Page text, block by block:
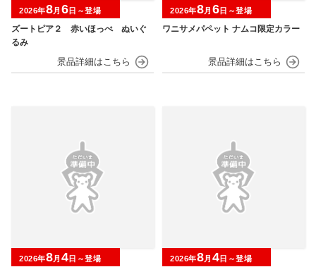
ズートピア２ 赤いほっぺ ぬいぐ
るみ
2026年8月 6日～登場
ワニサメパペット ナムコ限定カラー
2026年8月 6日～登場
2026年8月 4日～登場 2026年8月 4日～登場